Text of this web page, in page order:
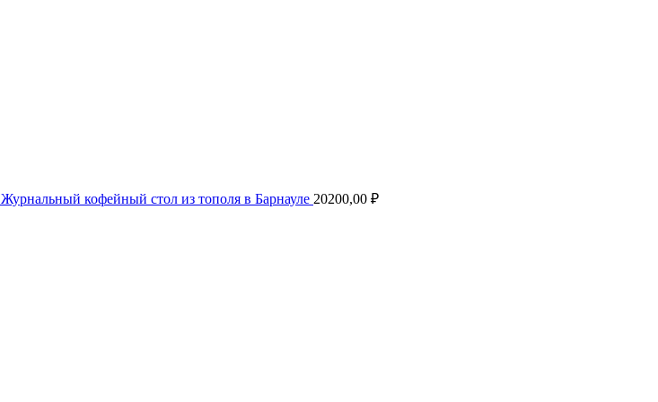
Журнальный кофейный стол из тополя в Барнауле 20200,00 ₽